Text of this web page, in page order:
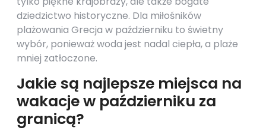
dziedzictwo historyczne. Dla miłośników
plażowania Grecja w październiku to świetny
wybór, ponieważ woda jest nadal ciepła, a plaże
mniej zatłoczone.
Jakie są najlepsze miejsca na
wakacje w październiku za
granicą?